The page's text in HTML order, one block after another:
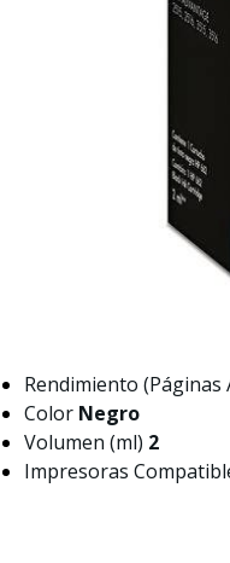
Rendimiento (Páginas
Color Negro
Volumen (ml) 2
Impresoras